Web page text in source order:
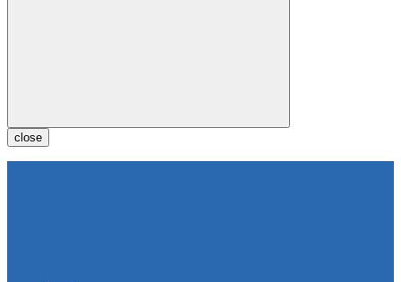
close